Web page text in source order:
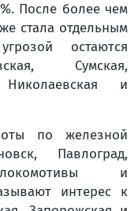
После более чем
стала отдельным
остаются
Сумская,
Николаевская и
по железной
Павлоград,
и
интерес к